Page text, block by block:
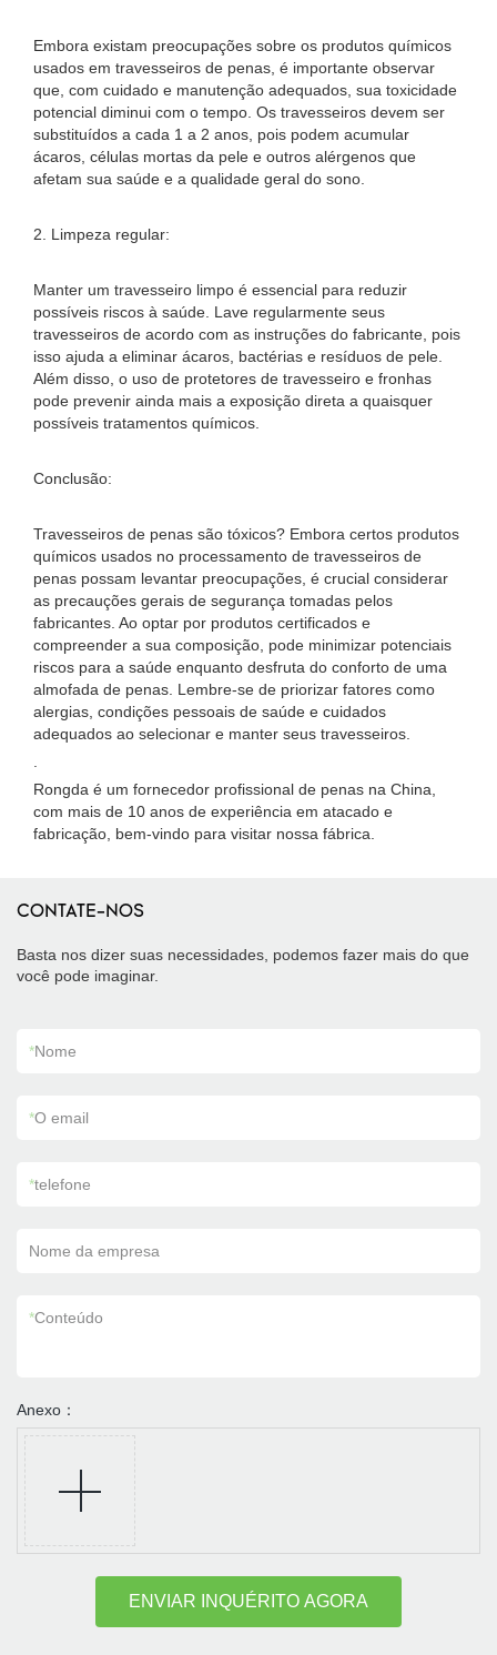
Embora existam preocupações sobre os produtos químicos
usados ​​em travesseiros de penas, é importante observar
que, com cuidado e manutenção adequados, sua toxicidade
potencial diminui com o tempo. Os travesseiros devem ser
substituídos a cada 1 a 2 anos, pois podem acumular
ácaros, células mortas da pele e outros alérgenos que
afetam sua saúde e a qualidade geral do sono.
2. Limpeza regular:
Manter um travesseiro limpo é essencial para reduzir
possíveis riscos à saúde. Lave regularmente seus
travesseiros de acordo com as instruções do fabricante, pois
isso ajuda a eliminar ácaros, bactérias e resíduos de pele.
Além disso, o uso de protetores de travesseiro e fronhas
pode prevenir ainda mais a exposição direta a quaisquer
possíveis tratamentos químicos.
Conclusão:
Travesseiros de penas são tóxicos? Embora certos produtos
químicos usados ​​no processamento de travesseiros de
penas possam levantar preocupações, é crucial considerar
as precauções gerais de segurança tomadas pelos
fabricantes. Ao optar por produtos certificados e
compreender a sua composição, pode minimizar potenciais
riscos para a saúde enquanto desfruta do conforto de uma
almofada de penas. Lembre-se de priorizar fatores como
alergias, condições pessoais de saúde e cuidados
adequados ao selecionar e manter seus travesseiros.
Rongda é um fornecedor profissional de penas na China,
com mais de 10 anos de experiência em atacado e
fabricação, bem-vindo para visitar nossa fábrica.
CONTATE-NOS
Basta nos dizer suas necessidades, podemos fazer mais do que
você pode imaginar.
*Nome
*O email
*telefone
Nome da empresa
*Conteúdo
Anexo：
ENVIAR INQUÉRITO AGORA